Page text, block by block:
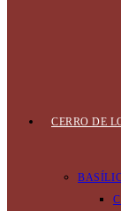
CERRO DE